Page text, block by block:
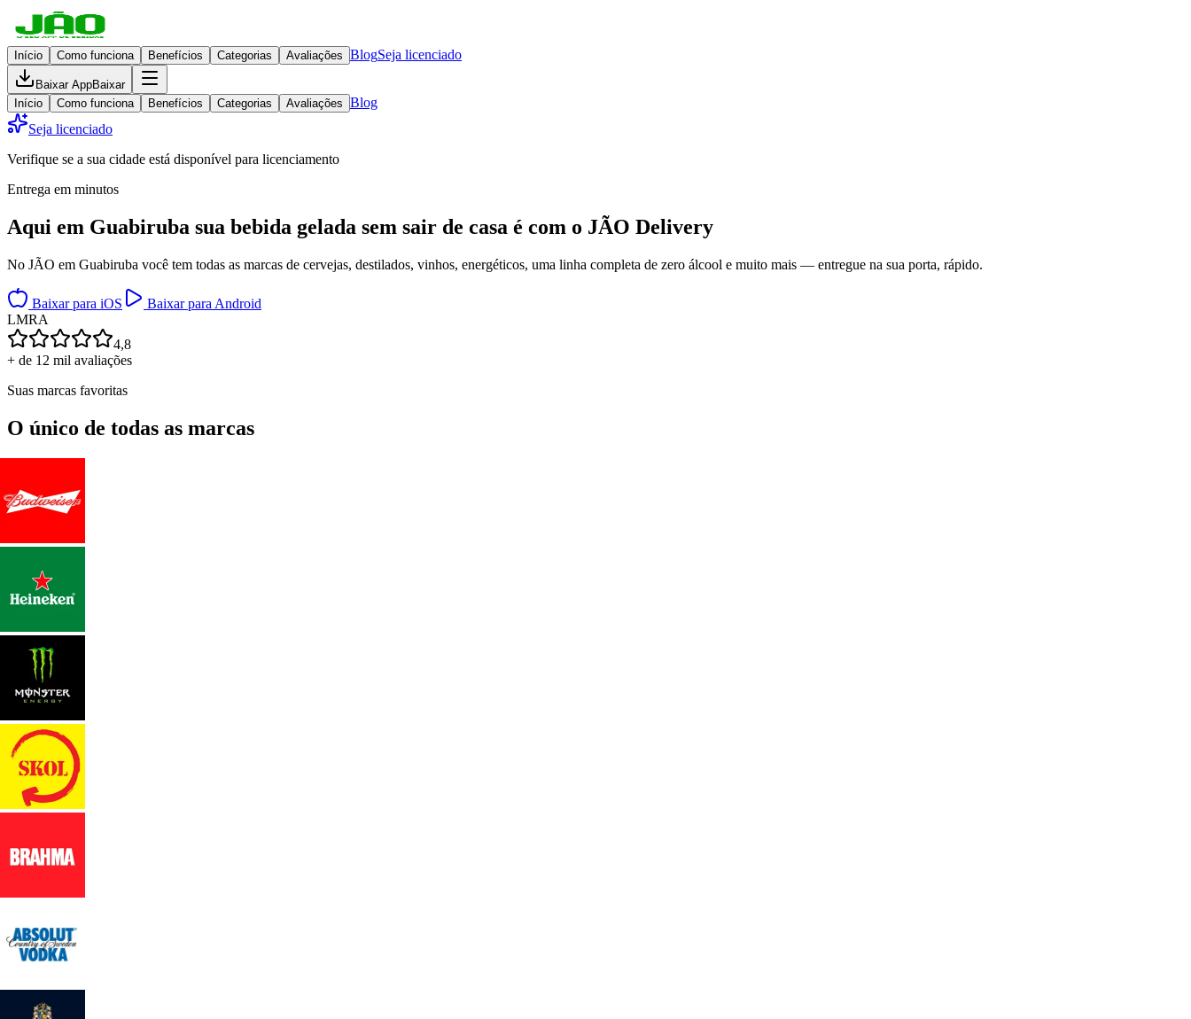
Início Como funciona Benefícios Categorias Avaliações BlogSeja licenciado
Baixar AppBaixar
Início
Como funciona Benefícios Categorias Avaliações Blog
Seja licenciado
Verifique se a sua cidade está disponível para licenciamento
Entrega em minutos
Aqui em Guabiruba sua bebida gelada sem sair de casa é com o JÃO Delivery
No JÃO em Guabiruba você tem todas as marcas de cervejas, destilados, vinhos, energéticos, uma linha completa de zero álcool e muito mais — entregue na sua porta, rápido.
Baixar para iOS
Baixar para Android
LMRA
4,8
+ de 12 mil avaliações
Suas marcas favoritas
O único de todas as marcas